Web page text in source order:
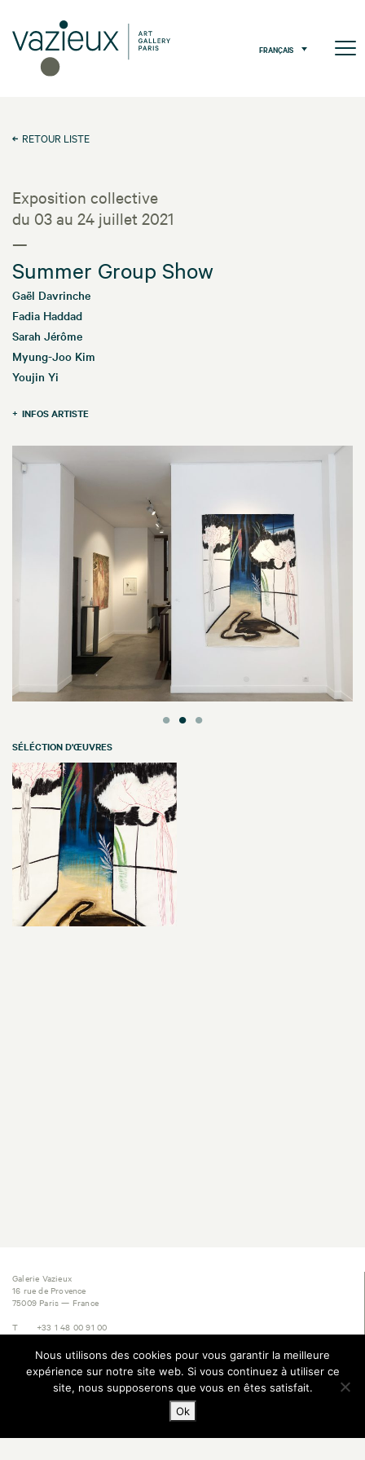
FRANÇAIS
RETOUR LISTE
Exposition collective
du 03 au 24 juillet 2021
—
Summer Group Show
Gaël Davrinche
Fadia Haddad
Sarah Jérôme
Myung-Joo Kim
Youjin Yi
INFOS ARTISTE
SÉLÉCTION D'ŒUVRES
Galerie Vazieux
16 rue de Provence
75009 Paris — France
T
+33 1 48 00 91 00
contact@vazieux.com
Inscription Newsletter
© 2025 Galerie Vazieux, tous droits réservés. Website designed & powered by Work
Nous utilisons des cookies pour vous garantir la meilleure
expérience sur notre site web. Si vous continuez à utiliser ce
site, nous supposerons que vous en êtes satisfait.
Ok